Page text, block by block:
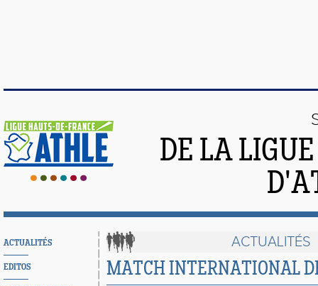
DE LA
ACTUALITÉS
EDITOS
ACTUALITÉS
MATCH INTERNATIONAL